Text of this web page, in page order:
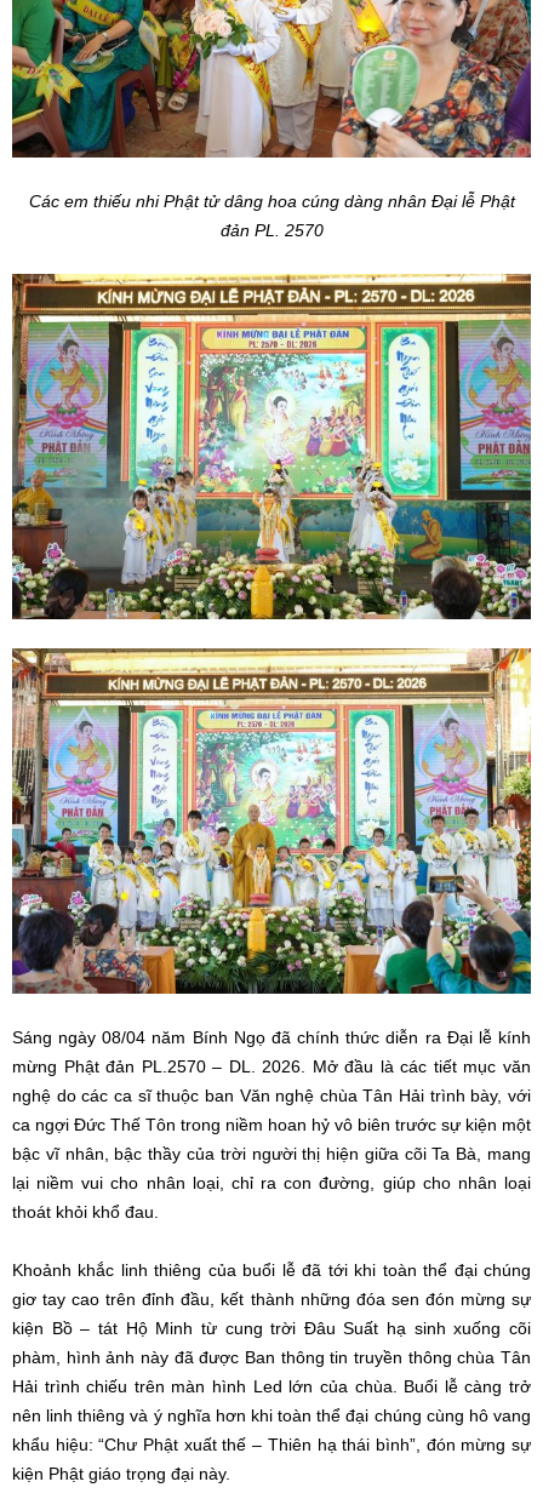
Các em thiếu nhi Phật tử dâng hoa cúng dàng nhân Đại lễ Phật
đản PL. 2570
Sáng ngày 08/04 năm Bính Ngọ đã chính thức diễn ra Đại lễ kính
mừng Phật đản PL.2570 – DL. 2026. Mở đầu là các tiết mục văn
nghệ do các ca sĩ thuộc ban Văn nghệ chùa Tân Hải trình bày, với
ca ngợi Đức Thế Tôn trong niềm hoan hỷ vô biên trước sự kiện một
bậc vĩ nhân, bậc thầy của trời người thị hiện giữa cõi Ta Bà, mang
lại niềm vui cho nhân loại, chỉ ra con đường, giúp cho nhân loại
thoát khỏi khổ đau.
Khoảnh khắc linh thiêng của buổi lễ đã tới khi toàn thể đại chúng
giơ tay cao trên đỉnh đầu, kết thành những đóa sen đón mừng sự
kiện Bồ – tát Hộ Minh từ cung trời Đâu Suất hạ sinh xuống cõi
phàm, hình ảnh này đã được Ban thông tin truyền thông chùa Tân
Hải trình chiếu trên màn hình Led lớn của chùa. Buổi lễ càng trở
nên linh thiêng và ý nghĩa hơn khi toàn thể đại chúng cùng hô vang
khẩu hiệu: “Chư Phật xuất thế – Thiên hạ thái bình”, đón mừng sự
kiện Phật giáo trọng đại này.